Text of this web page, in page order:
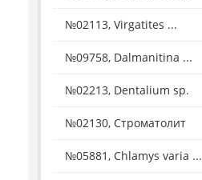
№02113, Virgatites ...
№09758, Dalmanitina ...
№02213, Dentalium sp.
№02130, Строматолит
№05881, Chlamys varia ...